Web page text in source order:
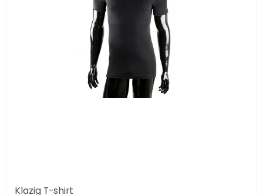
Klazig T-shirt